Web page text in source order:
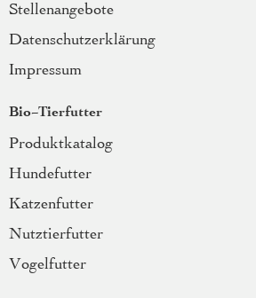
Stellenangebote
Datenschutzerklärung
Impressum
Bio-Tierfutter
Produktkatalog
Hundefutter
Katzenfutter
Nutztierfutter
Vogelfutter